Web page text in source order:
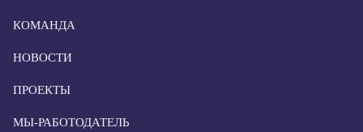
КОМАНДА
НОВОСТИ
ПРОЕКТЫ
МЫ-РАБОТОДАТЕЛЬ